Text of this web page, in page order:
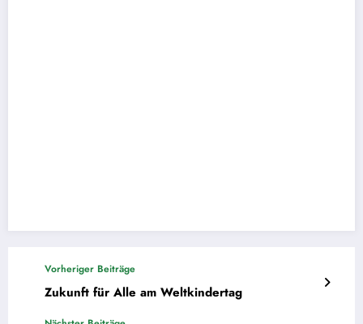
Vorheriger Beiträge
Zukunft für Alle am Weltkindertag